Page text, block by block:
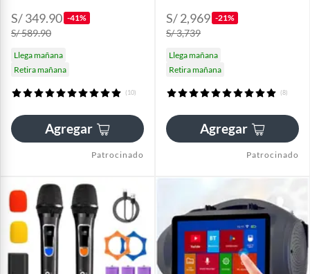
S/ 349.90 -41%
S/ 589.90
Llega mañana
Retira mañana
(10)
Agregar
Patrocinado
S/ 2,969 -21%
S/ 3,739
Llega mañana
Retira mañana
(8)
Agregar
Patrocinado